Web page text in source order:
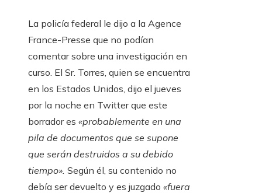
La policía federal le dijo a la Agence
France-Presse que no podían
comentar sobre una investigación en
curso. El Sr. Torres, quien se encuentra
en los Estados Unidos, dijo el jueves
por la noche en Twitter que este
borrador es «probablemente en una
pila de documentos que se supone
que serán destruidos a su debido
tiempo». Según él, su contenido no
debía ser devuelto y es juzgado «fuera